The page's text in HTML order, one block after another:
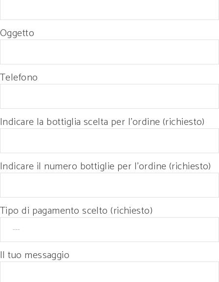
Oggetto
Telefono
Indicare la bottiglia scelta per l'ordine (richiesto)
Indicare il numero bottiglie per l'ordine (richiesto)
Tipo di pagamento scelto (richiesto)
Il tuo messaggio